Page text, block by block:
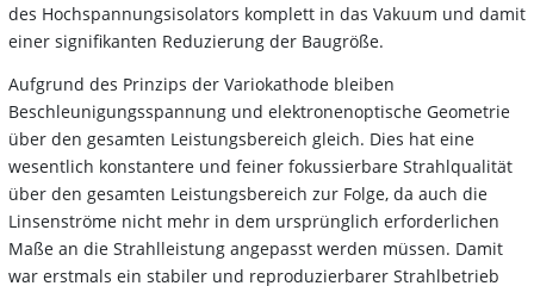
des Hochspannungsisolators komplett in das Vakuum und damit
einer signifikanten Reduzierung der Baugröße.
Aufgrund des Prinzips der Variokathode bleiben
Beschleunigungsspannung und elektronenoptische Geometrie
über den gesamten Leistungsbereich gleich. Dies hat eine
wesentlich konstantere und feiner fokussierbare Strahlqualität
über den gesamten Leistungsbereich zur Folge, da auch die
Linsenströme nicht mehr in dem ursprünglich erforderlichen
Maße an die Strahlleistung angepasst werden müssen. Damit
war erstmals ein stabiler und reproduzierbarer Strahlbetrieb